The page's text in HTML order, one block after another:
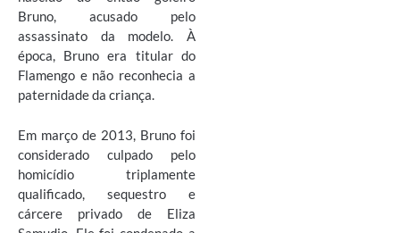
Bruno, acusado pelo
assassinato da modelo. À
época, Bruno era titular do
Flamengo e não reconhecia a
paternidade da criança.
Em março de 2013, Bruno foi
considerado culpado pelo
homicídio triplamente
qualificado, sequestro e
cárcere privado de Eliza